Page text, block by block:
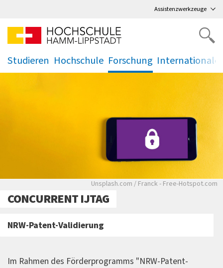
Assistenzwerkzeuge
Studieren
.
Hochschule
.
Forschung
. .
Gesperrtes Handy auf gelbem
Unsplash.com / Franck - Free-Hotspot.com
CONCURRENT IJTAG
NRW-Patent-Validierung
Im Rahmen des Förderprogramms "NRW-Patent-